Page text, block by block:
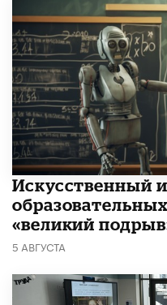
​Искусственный
«великий
5 АВГУСТА